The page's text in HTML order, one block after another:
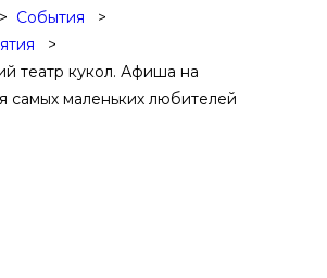
События
театр кукол. Афиша на
самых маленьких любителей